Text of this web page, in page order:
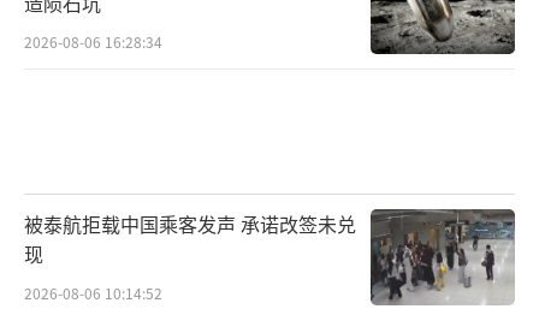
2026-08-06 16:28:34
被泰航拒载中国乘客发声 承诺改签未兑
现
2026-08-06 10:14:52